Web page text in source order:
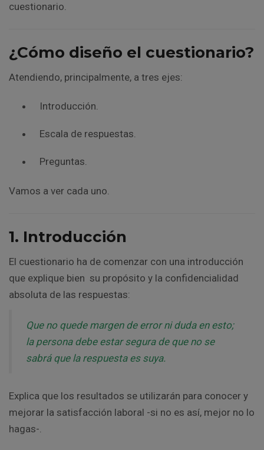
cuestionario.
¿Cómo diseño el cuestionario?
Atendiendo, principalmente, a tres ejes:
Introducción.
Escala de respuestas.
Preguntas.
Vamos a ver cada uno.
1. Introducción
El cuestionario ha de comenzar con una introducción
que explique bien su propósito y la confidencialidad
absoluta de las respuestas:
Que no quede margen de error ni duda en esto;
la persona debe estar segura de que no se
sabrá que la respuesta es suya.
Explica que los resultados se utilizarán para conocer y
mejorar la satisfacción laboral -si no es así, mejor no lo
hagas-.